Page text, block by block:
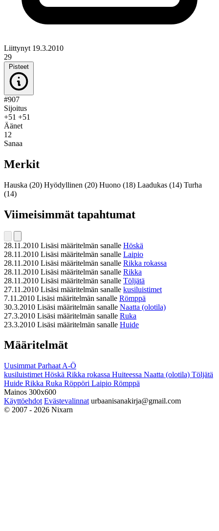
Liittynyt 19.3.2010
29
Pisteet
#907
Sijoitus
+51 +51
Äänet
12
Sanaa
Merkit
Hauska (20) Hyödyllinen (20) Huono (18) Laadukas (14) Turha
(14)
Viimeisimmät tapahtumat
28.11.2010 Lisäsi määritelmän sanalle Höskä
28.11.2010 Lisäsi määritelmän sanalle Laipio
28.11.2010 Lisäsi määritelmän sanalle Rikka rokassa
28.11.2010 Lisäsi määritelmän sanalle Rikka
28.11.2010 Lisäsi määritelmän sanalle Töljätä
27.11.2010 Lisäsi määritelmän sanalle kusiluistimet
7.11.2010 Lisäsi määritelmän sanalle Römppä
30.3.2010 Lisäsi määritelmän sanalle Naatta (olotila)
27.3.2010 Lisäsi määritelmän sanalle Ruka
23.3.2010 Lisäsi määritelmän sanalle Huide
Määritelmät
Uusimmat Parhaat A-Ö
kusiluistimet Höskä Rikka rokassa Huiteessa Naatta (olotila) Töljätä
Huide Rikka Ruka Röppöri Laipio Römppä
Mainos 300x600
Käyttöehdot Evästevalinnat urbaanisanakirja@gmail.com
© 2007 - 2026 Nixarn